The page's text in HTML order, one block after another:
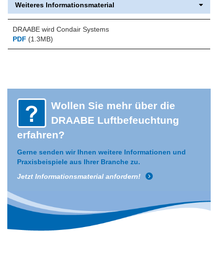
Weiteres Informationsmaterial
DRAABE wird Condair Systems
PDF (1.3MB)
Wollen Sie mehr über die
DRAABE Luftbefeuchtung
erfahren?
Gerne senden wir Ihnen weitere Informationen und
Praxisbeispiele aus Ihrer Branche zu.
Jetzt Informationsmaterial anfordern!